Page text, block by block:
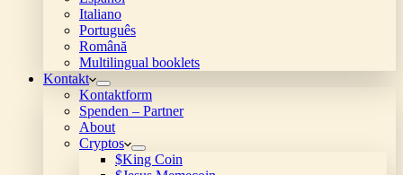
Italiano
Português
Română
Multilingual booklets
Kontakt
Kontaktform
Spenden – Partner
About
Cryptos
$King Coin